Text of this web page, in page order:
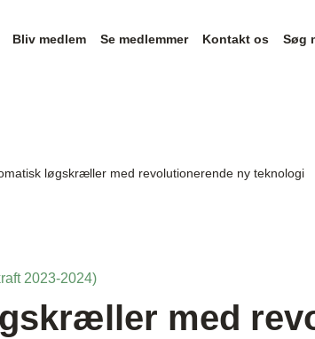
Bliv medlem Se medlemmer Kontakt os Søg
løgskræller med revolutionerende ny teknologi
2023-2024)
med